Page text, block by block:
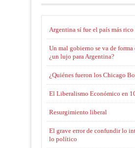
Argentina sí fue el país más
Un mal gobierno se va de
¿un lujo para Argentina?
¿Quiénes fueron los Chicago
El Liberalismo Económico en
Resurgimiento liberal
El grave error de confundir lo
lo político